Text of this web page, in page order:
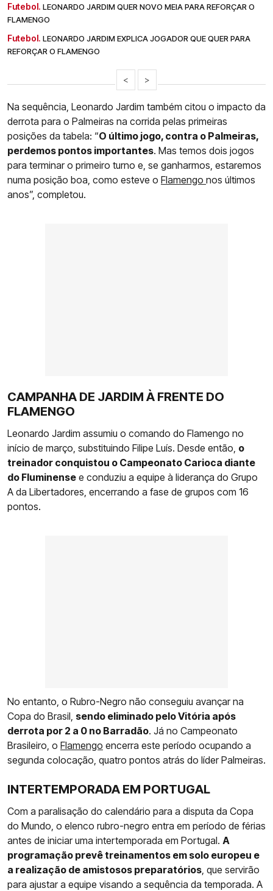
Futebol. LEONARDO JARDIM QUER NOVO MEIA PARA REFORÇAR O
FLAMENGO
Futebol. LEONARDO JARDIM EXPLICA JOGADOR QUE QUER PARA
REFORÇAR O FLAMENGO
< >
Na sequência, Leonardo Jardim também citou o impacto da
derrota para o Palmeiras na corrida pelas primeiras
posições da tabela: “O último jogo, contra o Palmeiras,
perdemos pontos importantes. Mas temos dois jogos
para terminar o primeiro turno e, se ganharmos, estaremos
numa posição boa, como esteve o Flamengo nos últimos
anos”, completou.
CAMPANHA DE JARDIM À FRENTE DO
FLAMENGO
Leonardo Jardim assumiu o comando do Flamengo no
início de março, substituindo Filipe Luís. Desde então, o
treinador conquistou o Campeonato Carioca diante
do Fluminense e conduziu a equipe à liderança do Grupo
A da Libertadores, encerrando a fase de grupos com 16
pontos.
No entanto, o Rubro-Negro não conseguiu avançar na
Copa do Brasil, sendo eliminado pelo Vitória após
derrota por 2 a 0 no Barradão. Já no Campeonato
Brasileiro, o Flamengo encerra este período ocupando a
segunda colocação, quatro pontos atrás do líder Palmeiras.
INTERTEMPORADA EM PORTUGAL
Com a paralisação do calendário para a disputa da Copa
do Mundo, o elenco rubro-negro entra em período de férias
antes de iniciar uma intertemporada em Portugal. A
programação prevê treinamentos em solo europeu e
a realização de amistosos preparatórios , que servirão
para ajustar a equipe visando a sequência da temporada. A